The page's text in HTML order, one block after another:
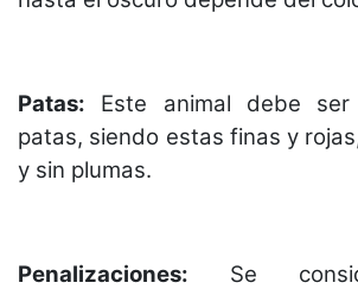
Patas: Este animal debe
patas, siendo estas finas y
y sin plumas.
Penalizaciones: Se